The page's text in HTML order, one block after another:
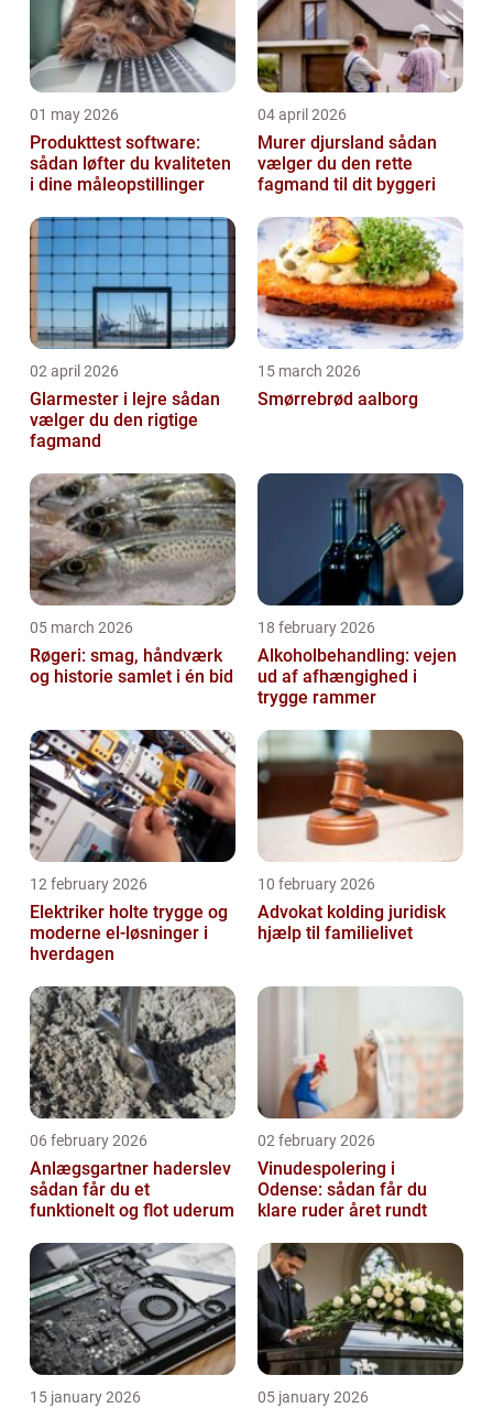
01 may 2026
Produkttest software:
sådan løfter du kvaliteten
i dine måleopstillinger
04 april 2026
Murer djursland sådan
vælger du den rette
fagmand til dit byggeri
02 april 2026
Glarmester i lejre sådan
vælger du den rigtige
fagmand
15 march 2026
Smørrebrød aalborg
05 march 2026
Røgeri: smag, håndværk
og historie samlet i én bid
18 february 2026
Alkoholbehandling: vejen
ud af afhængighed i
trygge rammer
12 february 2026
Elektriker holte trygge og
moderne el-løsninger i
hverdagen
10 february 2026
Advokat kolding juridisk
hjælp til familielivet
06 february 2026
Anlægsgartner haderslev
sådan får du et
funktionelt og flot uderum
02 february 2026
Vinudespolering i
Odense: sådan får du
klare ruder året rundt
15 january 2026 05 january 2026